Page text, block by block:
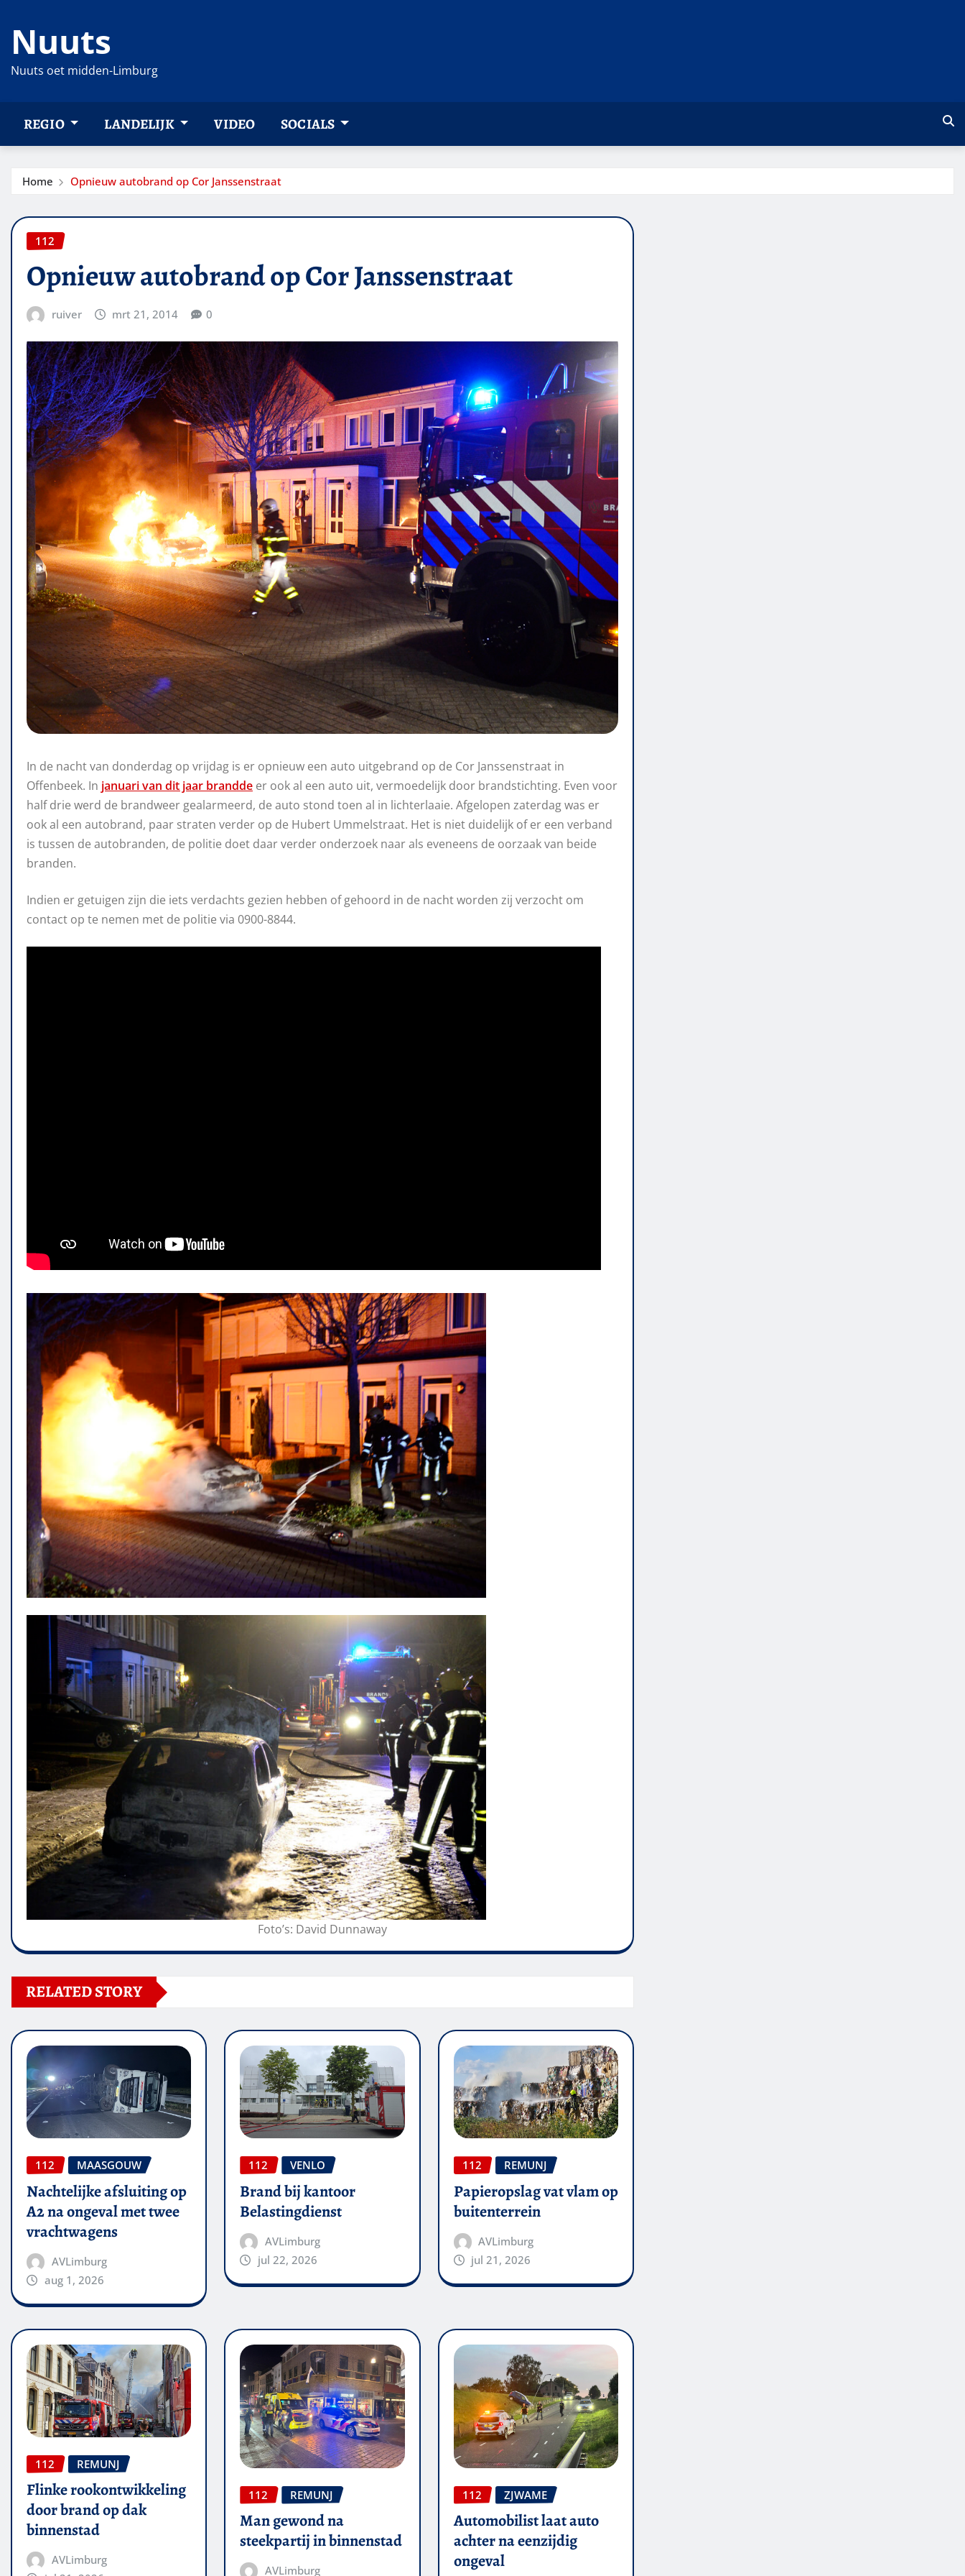
naar
inhoud
Nuuts
Nuuts oet midden-Limburg
REGIO LANDELIJK VIDEO SOCIALS
Home Opnieuw autobrand op Cor Janssenstraat
112
Opnieuw autobrand op Cor Janssenstraat
ruiver mrt 21, 2014 0
In de nacht van donderdag op vrijdag is er opnieuw een auto uitgebrand op de Cor Janssenstraat in
Offenbeek. In januari van dit jaar brandde er ook al een auto uit, vermoedelijk door brandstichting. Even voor
half drie werd de brandweer gealarmeerd, de auto stond toen al in lichterlaaie. Afgelopen zaterdag was er
ook al een autobrand, paar straten verder op de Hubert Ummelstraat. Het is niet duidelijk of er een verband
is tussen de autobranden, de politie doet daar verder onderzoek naar als eveneens de oorzaak van beide
branden.
Indien er getuigen zijn die iets verdachts gezien hebben of gehoord in de nacht worden zij verzocht om
contact op te nemen met de politie via 0900-8844.
Foto’s: David Dunnaway
RELATED STORY
112 MAASGOUW
Nachtelijke afsluiting op
A2 na ongeval met twee
vrachtwagens
AVLimburg
aug 1, 2026
112 VENLO
Brand bij kantoor
Belastingdienst
AVLimburg
jul 22, 2026
112 REMUNJ
Papieropslag vat vlam op
buitenterrein
AVLimburg
jul 21, 2026
112 REMUNJ
Flinke rookontwikkeling
door brand op dak
binnenstad
AVLimburg
112 REMUNJ
Man gewond na
steekpartij in binnenstad
AVLimburg
112 ZJWAME
Automobilist laat auto
achter na eenzijdig
ongeval